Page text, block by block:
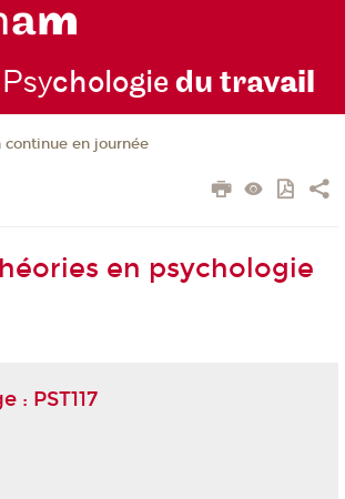
Psychologie du travail
continue en journée
en psychologie
: PST117